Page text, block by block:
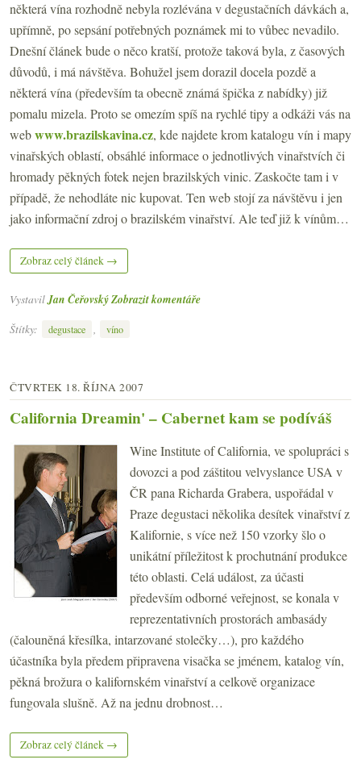
některá vína rozhodně nebyla rozlévána v degustačních dávkách a,
upřímně, po sepsání potřebných poznámek mi to vůbec nevadilo.
Dnešní článek bude o něco kratší, protože taková byla, z časových
důvodů, i má návštěva. Bohužel jsem dorazil docela pozdě a
některá vína (především ta obecně známá špička z nabídky) již
pomalu mizela. Proto se omezím spíš na rychlé tipy a odkáži vás na
webwww.brazilskavina.cz, kde najdete krom katalogu vín i mapy
vinařských oblastí, obsáhlé informace o jednotlivých vinařstvích či
hromady pěkných fotek nejen brazilských vinic. Zaskočte tam i v
případě, že nehodláte nic kupovat. Ten web stojí za návštěvu i jen
jako informační zdroj o brazilském vinařství. Ale teď již k vínům…
Zobraz celý článek →
VystavilJan ČeřovskýZobrazit komentáře
Štítky:
degustace víno
ČTVRTEK 18. ŘÍJNA 2007
California Dreamin' – Cabernet kam se podíváš
Wine Institute of California, ve spolupráci s
dovozci a pod záštitou velvyslance USA v
ČR pana Richarda Grabera, uspořádal v
Praze degustaci několika desítek vinařství z
Kalifornie, s více než 150 vzorky šlo o
unikátní příležitost k prochutnání produkce
této oblasti. Celá událost, za účasti
především odborné veřejnost, se konala v
reprezentativních prostorách ambasády
(čalouněná křesílka, intarzované stolečky…), pro každého
účastníka byla předem připravena visačka se jménem, katalog vín,
pěkná brožura o kalifornském vinařství a celkově organizace
fungovala slušně. Až na jednu drobnost…
Zobraz celý článek →